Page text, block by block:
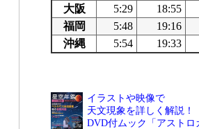
大阪
5:29 18:55
福岡
5:48 19:16
沖縄
5:54 19:33
イラストや映像で
天文現象を詳しく解説！
DVD付ムック「アストロ